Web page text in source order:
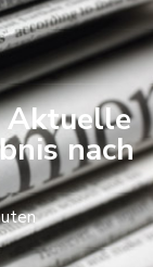
Aktuelle
nach